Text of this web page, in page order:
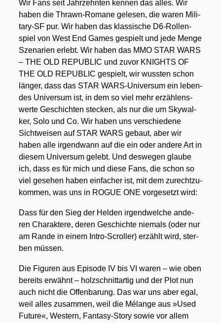
Wir Fans seit Jahr­zehn­ten ken­nen das alles. Wir
haben die Thrawn-Roma­ne gele­sen, die waren Mili­
ta­ry-SF pur. Wir haben das klas­si­sche D6-Rol­len­
spiel von West End Games gespielt und jede Men­ge
Sze­na­ri­en erlebt. Wir haben das MMO STAR WARS
– THE OLD REPUBLIC und zuvor KNIGHTS OF
THE OLD REPUBLIC gespielt, wir wuss­ten schon
län­ger, dass das STAR WARS-Uni­ver­sum ein leben­
des Uni­ver­sum ist, in dem so viel mehr erzäh­lens­
wer­te Geschich­ten ste­cken, als nur die um Sky­wal­
ker, Solo und Co. Wir haben uns ver­schie­de­ne
Sicht­wei­sen auf STAR WARS gebaut, aber wir
haben alle irgend­wann auf die ein oder ande­re Art in
die­sem Uni­ver­sum gelebt. Und des­we­gen glau­be
ich, dass es für mich und die­se Fans, die schon so
viel gese­hen haben ein­fa­cher ist, mit dem zurecht­zu­
kom­men, was uns in ROGUE ONE vor­ge­setzt wird:
Dass für den Sieg der Hel­den irgend­wel­che ande­
ren Cha­rak­te­re, deren Geschich­te nie­mals (oder nur
am Ran­de in einem Intro-Scrol­ler) erzählt wird, ster­
ben müs­sen.
Die Figu­ren aus Epi­so­de IV bis VI waren – wie oben
bereits erwähnt – holz­schnitt­ar­tig und der Plot nun
auch nicht die Offen­ba­rung. Das war uns aber egal,
weil alles zusam­men, weil die Mélan­ge aus »Used
Future«, Wes­tern, Fan­ta­sy-Sto­ry sowie vor allem